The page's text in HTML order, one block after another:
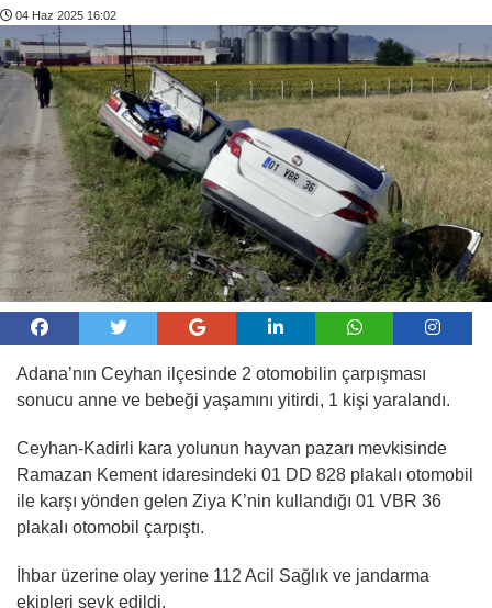
04 Haz 2025 16:02
Adana’nın Ceyhan ilçesinde 2 otomobilin çarpışması
sonucu anne ve bebeği yaşamını yitirdi, 1 kişi yaralandı.
Ceyhan-Kadirli kara yolunun hayvan pazarı mevkisinde
Ramazan Kement idaresindeki 01 DD 828 plakalı otomobil
ile karşı yönden gelen Ziya K’nin kullandığı 01 VBR 36
plakalı otomobil çarpıştı.
İhbar üzerine olay yerine 112 Acil Sağlık ve jandarma
ekipleri sevk edildi.